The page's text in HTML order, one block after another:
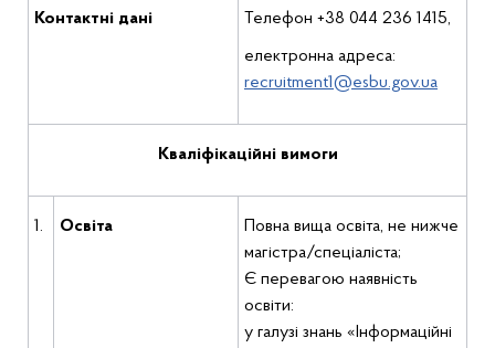
Контактні дані Телефон +38 044 236 1415,
електронна адреса:
recruitment1@esbu.gov.ua
Кваліфікаційні вимоги
1. Освіта
Повна вища освіта, не нижче
магістра/спеціаліста;
Є перевагою наявність
освіти:
у галузі знань «Інформаційні